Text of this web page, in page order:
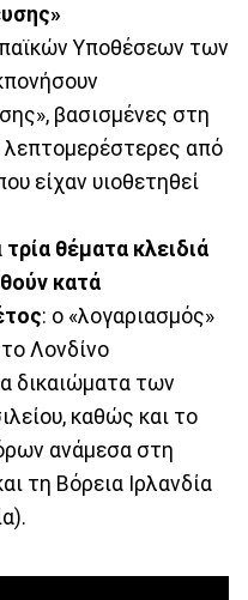
Υποθέσεων των
βασισμένες στη
λεπτομερέστερες από
είχαν υιοθετηθεί
τρία θέματα κλειδιά
κατά
: ο «λογαριασμός»
Λονδίνο
δικαιώματα των
καθώς και το
ανάμεσα στη
τη Βόρεια Ιρλανδία